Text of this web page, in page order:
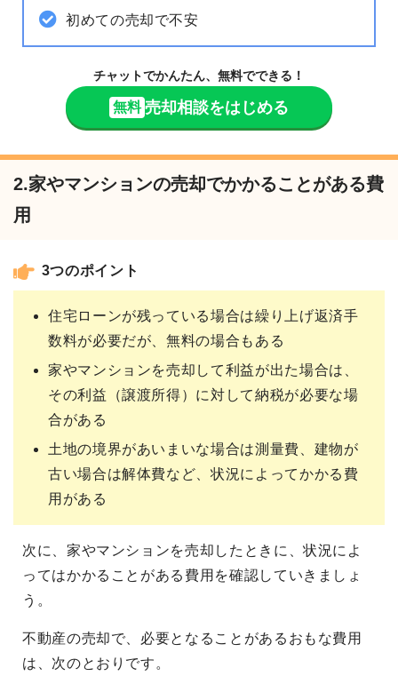
初めての売却で不安
チャットでかんたん、無料でできる！
無料 売却相談をはじめる
2.家やマンションの売却でかかることがある費
用
3つのポイント
住宅ローンが残っている場合は繰り上げ返済手
数料が必要だが、無料の場合もある
家やマンションを売却して利益が出た場合は、
その利益（譲渡所得）に対して納税が必要な場
合がある
土地の境界があいまいな場合は測量費、建物が
古い場合は解体費など、状況によってかかる費
用がある
次に、家やマンションを売却したときに、状況によ
ってはかかることがある費用を確認していきましょ
う。
不動産の売却で、必要となることがあるおもな費用
は、次のとおりです。